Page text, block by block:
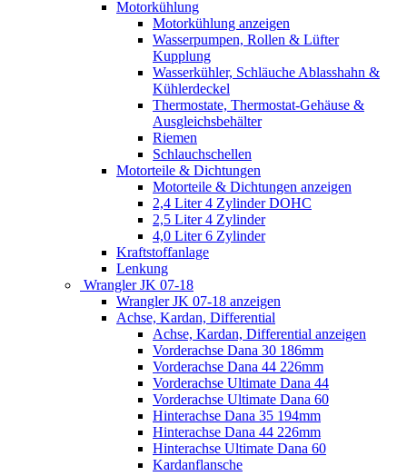
Motorkühlung
Motorkühlung anzeigen
Wasserpumpen, Rollen & Lüfter
Kupplung
Wasserkühler, Schläuche Ablasshahn &
Kühlerdeckel
Thermostate, Thermostat-Gehäuse &
Ausgleichsbehälter
Riemen
Schlauchschellen
Motorteile & Dichtungen
Motorteile & Dichtungen anzeigen
2,4 Liter 4 Zylinder DOHC
2,5 Liter 4 Zylinder
4,0 Liter 6 Zylinder
Kraftstoffanlage
Lenkung
Wrangler JK 07-18
Wrangler JK 07-18 anzeigen
Achse, Kardan, Differential
Achse, Kardan, Differential anzeigen
Vorderachse Dana 30 186mm
Vorderachse Dana 44 226mm
Vorderachse Ultimate Dana 44
Vorderachse Ultimate Dana 60
Hinterachse Dana 35 194mm
Hinterachse Dana 44 226mm
Hinterachse Ultimate Dana 60
Kardanflansche